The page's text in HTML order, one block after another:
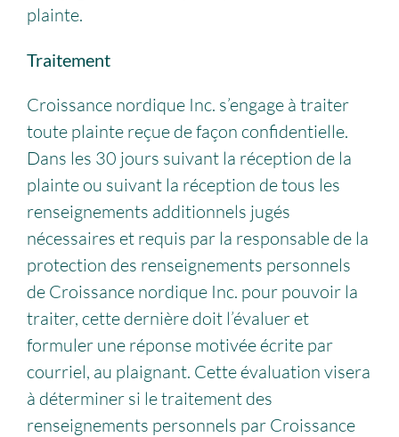
plainte.
Traitement
Croissance nordique Inc. s’engage à traiter
toute plainte reçue de façon confidentielle.
Dans les 30 jours suivant la réception de la
plainte ou suivant la réception de tous les
renseignements additionnels jugés
nécessaires et requis par la responsable de la
protection des renseignements personnels
de Croissance nordique Inc. pour pouvoir la
traiter, cette dernière doit l’évaluer et
formuler une réponse motivée écrite par
courriel, au plaignant. Cette évaluation visera
à déterminer si le traitement des
renseignements personnels par Croissance